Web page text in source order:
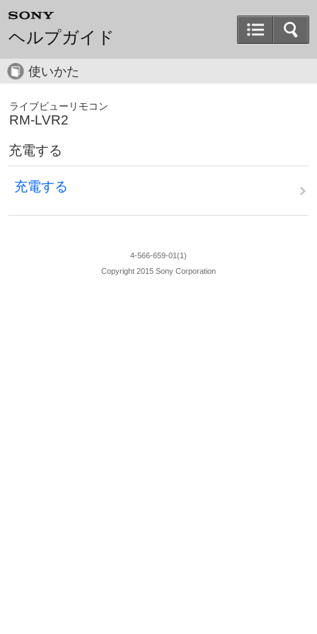
ヘルプガイド
使いかた
ライブビューリモコン
RM-LVR2
充電する
充電する
4-566-659-01(1)
Copyright 2015 Sony Corporation